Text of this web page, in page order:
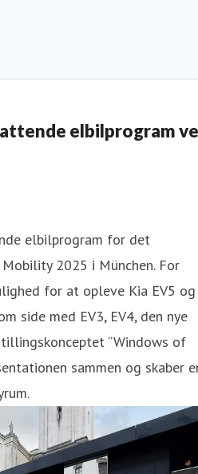
elbilprogram
elbilprogram for det
2025 i München. For
for at opleve Kia EV5 og
side med EV3, EV4, den nye
“Windows of
sammen og skaber